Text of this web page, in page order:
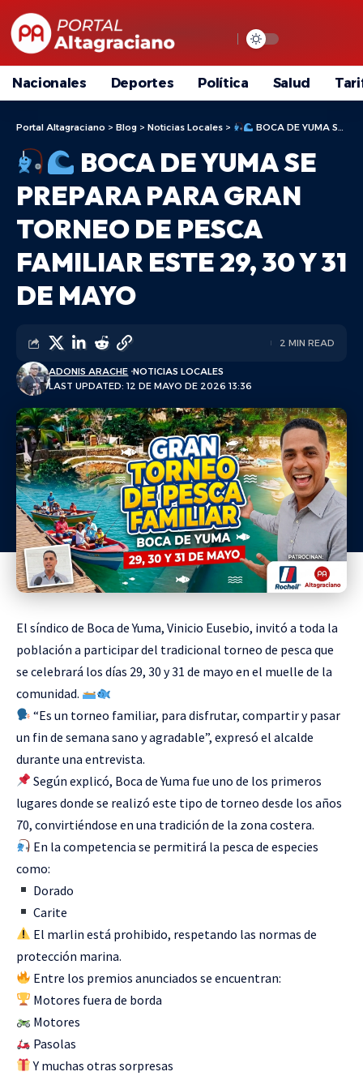
Nacionales Deportes Política Salud
Portal Altagraciano > Blog > Noticias Locales > BOCA DE YUMA SE PREPARA PARA GRAN TORNEO DE PESCA FAMILIAR ESTE 29, 30 Y 31 DE MAYO
BOCA DE YUMA SE
PREPARA PARA GRAN
TORNEO DE PESCA
FAMILIAR ESTE 29, 30 Y 31
DE MAYO
LAST UPDATED: 12 DE MAYO DE 2026 13:36
ADONIS ARACHE NOTICIAS LOCALES
2 MIN READ
El síndico de Boca de Yuma, Vinicio Eusebio, invitó a toda la
población a participar del tradicional torneo de pesca que
se celebrará los días 29, 30 y 31 de mayo en el muelle de la
comunidad.
“Es un torneo familiar, para disfrutar, compartir y pasar
un fin de semana sano y agradable”, expresó el alcalde
durante una entrevista.
Según explicó, Boca de Yuma fue uno de los primeros
lugares donde se realizó este tipo de torneo desde los años
70, convirtiéndose en una tradición de la zona costera.
En la competencia se permitirá la pesca de especies
como:
Dorado
Carite
El marlin está prohibido, respetando las normas de
protección marina.
Entre los premios anunciados se encuentran:
Motores fuera de borda
Motores
Pasolas
Y muchas otras sorpresas